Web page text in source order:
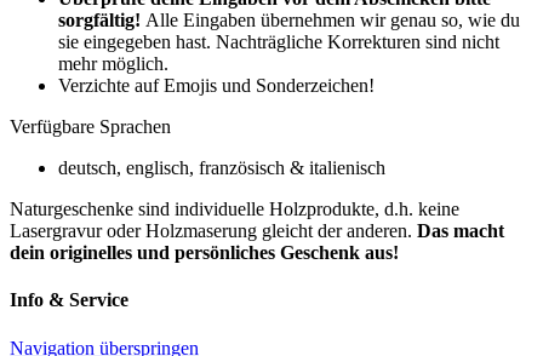
sorgfältig! Alle Eingaben übernehmen wir genau so, wie du
sie eingegeben hast. Nachträgliche Korrekturen sind nicht
mehr möglich.
Verzichte auf Emojis und Sonderzeichen!
Verfügbare Sprachen
deutsch, englisch, französisch & italienisch
Naturgeschenke sind individuelle Holzprodukte, d.h. keine
Lasergravur oder Holzmaserung gleicht der anderen. Das macht
dein originelles und persönliches Geschenk aus!
Info & Service
Navigation überspringen